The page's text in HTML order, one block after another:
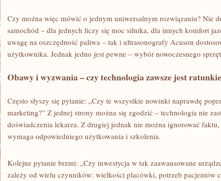
Czy można więc mówić o jednym uniwersalnym rozwiązaniu? Nie
samochód – dla jednych liczy się moc silnika, dla innych komfort
uwagę na oszczędność paliwa – tak i ultrasonografy Acuson
użytkownika. Jednak jedno jest pewne – wybór nowoczesnego
Obawy i wyzwania – czy technologia zawsze jest
Często słyszy się pytanie: „Czy te wszystkie nowinki naprawdę
marketing?” Z jednej strony można się zgodzić – technologia nie
doświadczenia lekarza. Z drugiej jednak nie można ignorować
wymaga odpowiedniego użytkowania i szkolenia.
Kolejne pytanie brzmi: „Czy inwestycja w tak zaawansowane
zależy od wielu czynników: wielkości placówki, potrzeb pacjentów